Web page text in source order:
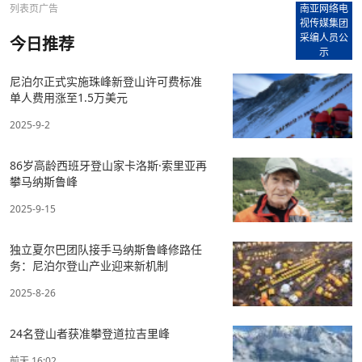
列表页广告
南亚网络电
视传媒集团
采编人员公
示
今日推荐
尼泊尔正式实施珠峰新登山许可费标准
单人费用涨至1.5万美元
2025-9-2
86岁高龄西班牙登山家卡洛斯·索里亚再
攀马纳斯鲁峰
2025-9-15
独立夏尔巴团队接手马纳斯鲁峰修路任
务：尼泊尔登山产业迎来新机制
2025-8-26
24名登山者获准攀登道拉吉里峰